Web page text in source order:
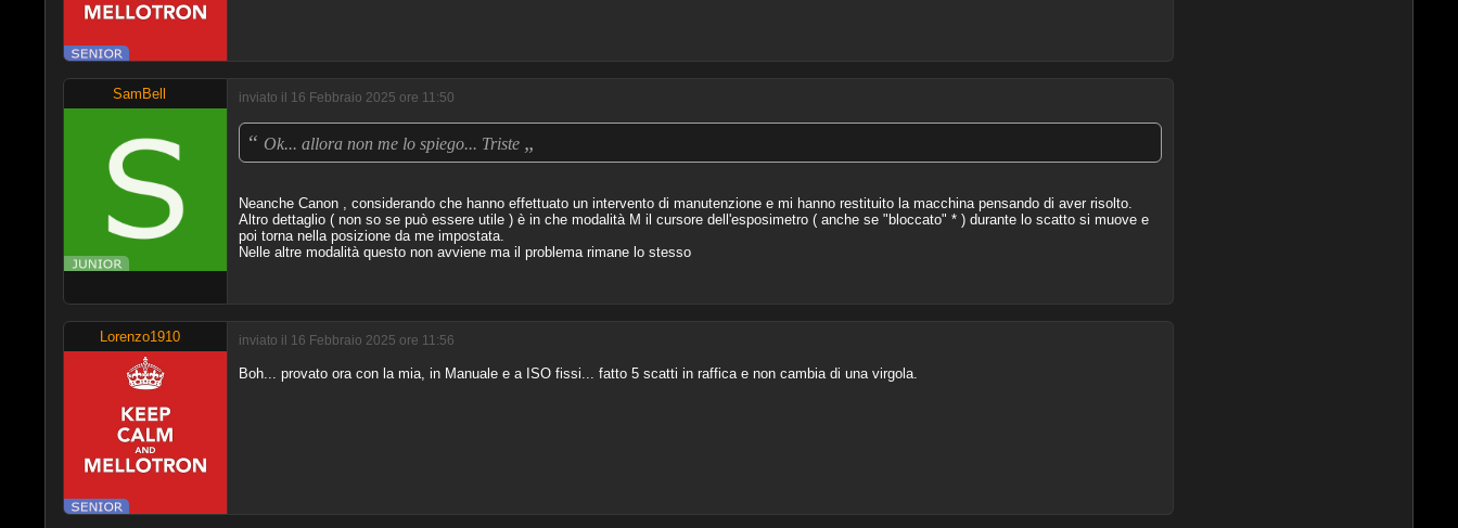
SamBell inviato il 16 Febbraio 2025 ore 11:50
“ Ok... allora non me lo spiego... Triste „
Neanche Canon , considerando che hanno effettuato un intervento di manutenzione e mi hanno restituito la macchina pensando di aver risolto.
Altro dettaglio ( non so se può essere utile ) è in che modalità M il cursore dell'esposimetro ( anche se "bloccato" * ) durante lo scatto si muove e
poi torna nella posizione da me impostata.
Nelle altre modalità questo non avviene ma il problema rimane lo stesso
Lorenzo1910 inviato il 16 Febbraio 2025 ore 11:56
Boh... provato ora con la mia, in Manuale e a ISO fissi... fatto 5 scatti in raffica e non cambia di una virgola.